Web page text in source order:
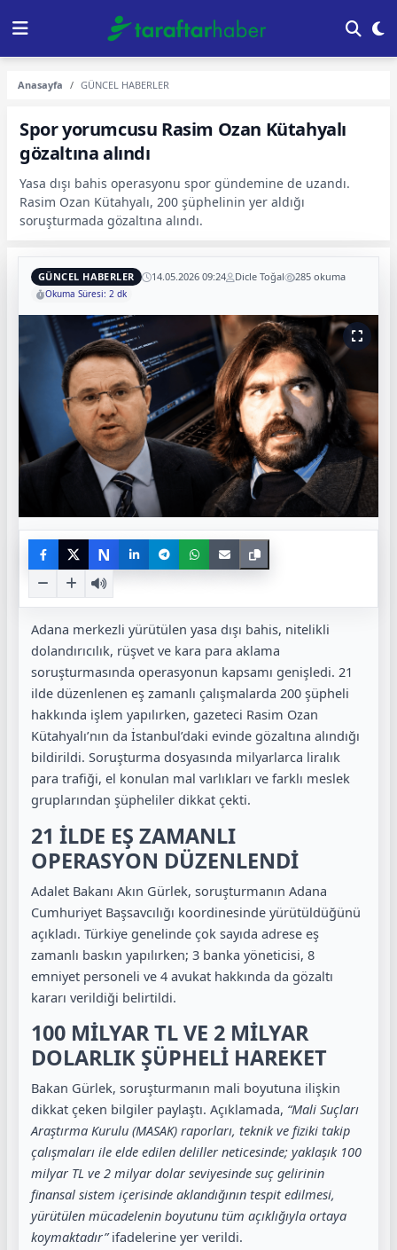
Anasayfa GÜNCEL HABERLER
Spor yorumcusu Rasim Ozan Kütahyalı
gözaltına alındı
Yasa dışı bahis operasyonu spor gündemine de uzandı.
Rasim Ozan Kütahyalı, 200 şüphelinin yer aldığı
soruşturmada gözaltına alındı.
GÜNCEL HABERLER 14.05.2026 09:24 Dicle Toğal 285 okuma
Okuma Süresi: 2 dk
N
Adana merkezli yürütülen yasa dışı bahis, nitelikli
dolandırıcılık, rüşvet ve kara para aklama
soruşturmasında operasyonun kapsamı genişledi. 21
ilde düzenlenen eş zamanlı çalışmalarda 200 şüpheli
hakkında işlem yapılırken, gazeteci Rasim Ozan
Kütahyalı’nın da İstanbul’daki evinde gözaltına alındığı
bildirildi. Soruşturma dosyasında milyarlarca liralık
para trafiği, el konulan mal varlıkları ve farklı meslek
gruplarından şüpheliler dikkat çekti.
21 İLDE EŞ ZAMANLI
OPERASYON DÜZENLENDİ
Adalet Bakanı Akın Gürlek, soruşturmanın Adana
Cumhuriyet Başsavcılığı koordinesinde yürütüldüğünü
açıkladı. Türkiye genelinde çok sayıda adrese eş
zamanlı baskın yapılırken; 3 banka yöneticisi, 8
emniyet personeli ve 4 avukat hakkında da gözaltı
kararı verildiği belirtildi.
100 MİLYAR TL VE 2 MİLYAR
DOLARLIK ŞÜPHELİ HAREKET
Bakan Gürlek, soruşturmanın mali boyutuna ilişkin
dikkat çeken bilgiler paylaştı. Açıklamada, “Mali Suçları
Araştırma Kurulu (MASAK) raporları, teknik ve fiziki takip
çalışmaları ile elde edilen deliller neticesinde; yaklaşık 100
milyar TL ve 2 milyar dolar seviyesinde suç gelirinin
finansal sistem içerisinde aklandığının tespit edilmesi,
yürütülen mücadelenin boyutunu tüm açıklığıyla ortaya
koymaktadır”ifadelerine yer verildi.